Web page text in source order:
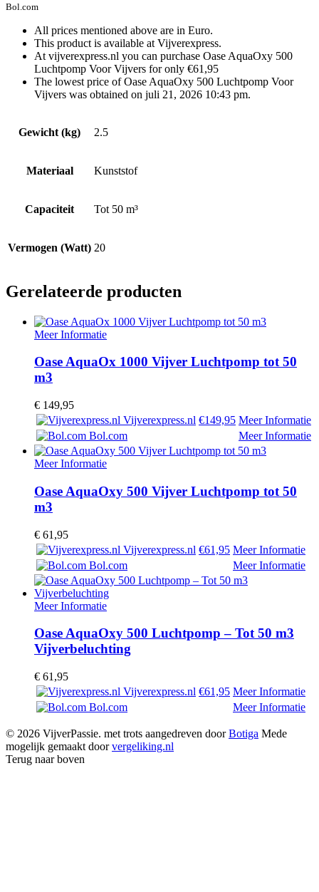
Bol.com
All prices mentioned above are in Euro.
This product is available at Vijverexpress.
At vijverexpress.nl you can purchase Oase AquaOxy 500
Luchtpomp Voor Vijvers for only €61,95
The lowest price of Oase AquaOxy 500 Luchtpomp Voor
Vijvers was obtained on juli 21, 2026 10:43 pm.
Gewicht (kg) 2.5
Materiaal Kunststof
Capaciteit Tot 50 m³
Vermogen (Watt) 20
Gerelateerde producten
Meer Informatie
Oase AquaOx 1000 Vijver Luchtpomp tot 50
m3
€ 149,95
Vijverexpress.nl €149,95 Meer Informatie
Bol.com
Meer Informatie
Meer Informatie
Oase AquaOxy 500 Vijver Luchtpomp tot 50
m3
€ 61,95
Vijverexpress.nl €61,95 Meer Informatie
Bol.com
Meer Informatie
Meer Informatie
Oase AquaOxy 500 Luchtpomp – Tot 50 m3
Vijverbeluchting
€ 61,95
Vijverexpress.nl €61,95 Meer Informatie
Bol.com
Meer Informatie
© 2026 VijverPassie. met trots aangedreven doorBotiga Mede
mogelijk gemaakt doorvergeliking.nl
Terug naar boven